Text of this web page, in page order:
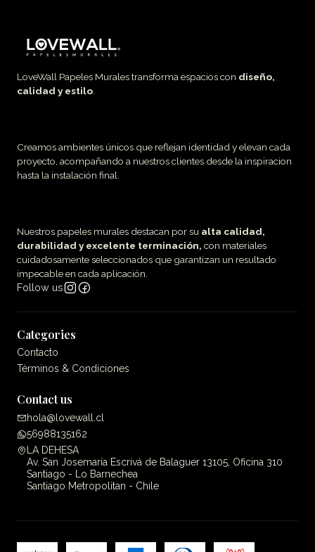
LoveWall Papeles Murales transforma espacios con diseño,
calidad y estilo
Creamos ambientes únicos que reflejan identidad y elevan cada
proyecto, acompañando a nuestros clientes desde la inspiracion
hasta la instalación final.
Nuestros papeles murales destacan por su alta calidad,
durabilidad y excelente terminación, con materiales
cuidadosamente seleccionados que garantizan un resultado
impecable en cada aplicación.
Follow us
Categories
Contacto
Términos & Condiciones
Contact us
hola@lovewall.cl
56988135162
LA DEHESA
Av. San Josemaría Escrivá de Balaguer 13105, Oficina 310
Santiago - Lo Barnechea
Santiago Metropolitan - Chile